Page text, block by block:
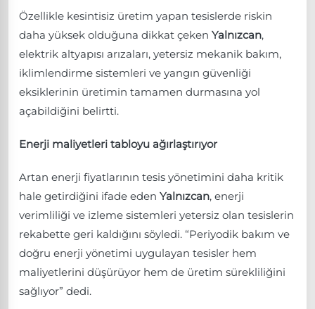
Özellikle kesintisiz üretim yapan tesislerde riskin
daha yüksek olduğuna dikkat çeken Yalnızcan,
elektrik altyapısı arızaları, yetersiz mekanik bakım,
iklimlendirme sistemleri ve yangın güvenliği
eksiklerinin üretimin tamamen durmasına yol
açabildiğini belirtti.
Enerji maliyetleri tabloyu ağırlaştırıyor
Artan enerji fiyatlarının tesis yönetimini daha kritik
hale getirdiğini ifade eden Yalnızcan, enerji
verimliliği ve izleme sistemleri yetersiz olan tesislerin
rekabette geri kaldığını söyledi. “Periyodik bakım ve
doğru enerji yönetimi uygulayan tesisler hem
maliyetlerini düşürüyor hem de üretim sürekliliğini
sağlıyor” dedi.